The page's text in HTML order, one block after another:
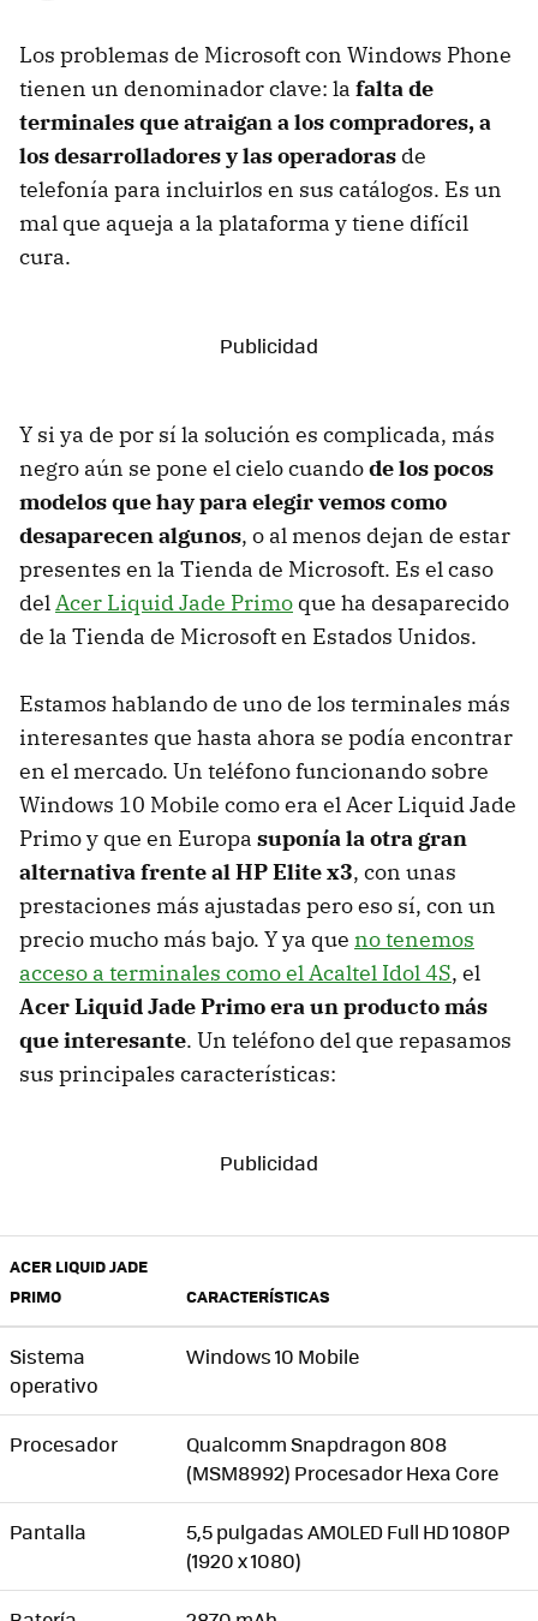
Los problemas de Microsoft con Windows Phone
tienen un denominador clave: la falta de
terminales que atraigan a los compradores, a
los desarrolladores y las operadoras de
telefonía para incluirlos en sus catálogos. Es un
mal que aqueja a la plataforma y tiene difícil
cura.
Y si ya de por sí la solución es complicada, más
negro aún se pone el cielo cuandode los pocos
modelos que hay para elegir vemos como
desaparecen algunos, o al menos dejan de estar
presentes en la Tienda de Microsoft. Es el caso
delAcer Liquid Jade Primo que ha desaparecido
de la Tienda de Microsoft en Estados Unidos.
Estamos hablando de uno de los terminales más
interesantes que hasta ahora se podía encontrar
en el mercado. Un teléfono funcionando sobre
Windows 10 Mobile como era el Acer Liquid Jade
Primo y que en Europa suponía la otra gran
alternativa frente al HP Elite x3, con unas
prestaciones más ajustadas pero eso sí, con un
precio mucho más bajo. Y ya que no tenemos
acceso a terminales como el Acaltel Idol 4S, el
Acer Liquid Jade Primo era un producto más
que interesante. Un teléfono del que repasamos
sus principales características:
ACER LIQUID JADE
PRIMO
CARACTERÍSTICAS
Sistema
operativo
Windows 10 Mobile
Procesador
Qualcomm Snapdragon 808
(MSM8992) Procesador Hexa Core
Pantalla
5,5 pulgadas AMOLED Full HD 1080P
(1920 x 1080)